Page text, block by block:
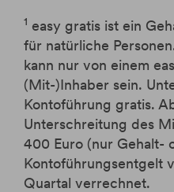
1 easy gratis ist ein
für natürliche
kann nur von einem
(Mit-)Inhaber sein.
Kontoführung gratis.
Unterschreitung des
400 Euro (nur Gehalt-
Kontoführungsentgelt
Quartal verrechnet.